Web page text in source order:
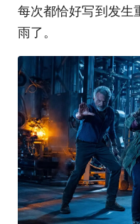
每次都恰好写到发生
雨了。